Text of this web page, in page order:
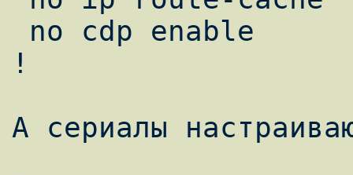
!
А сериалы